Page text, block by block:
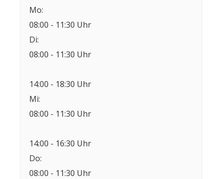
Mo:
08:00 - 11:30 Uhr
Di:
08:00 - 11:30 Uhr
14:00 - 18:30 Uhr
Mi:
08:00 - 11:30 Uhr
14:00 - 16:30 Uhr
Do:
08:00 - 11:30 Uhr